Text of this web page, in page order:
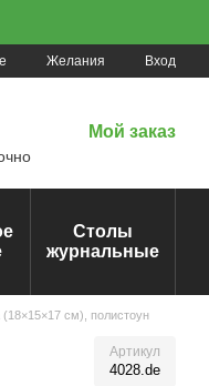
Желания Вход
Мой заказ
Столы
журнальные
см), полистоун
Артикул
4028.de